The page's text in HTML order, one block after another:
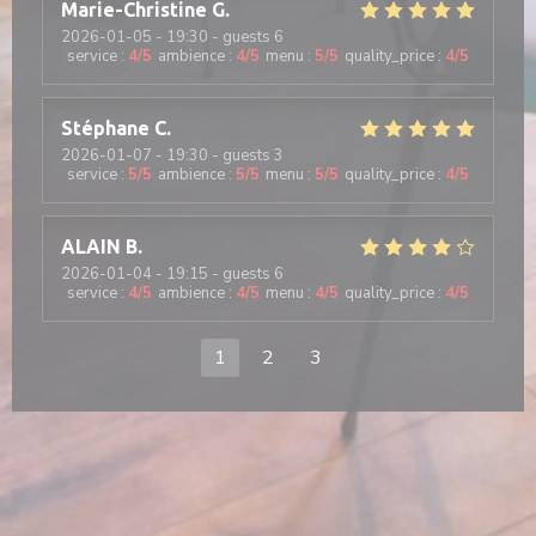
Marie-Christine G
2026-01-05 - 19:30 - guests 6
service : 4/5 ambience : 4/5 menu : 5/5 quality_price : 4/5
Stéphane C
2026-01-07 - 19:30 - guests 3
service : 5/5 ambience : 5/5 menu : 5/5 quality_price : 4/5
ALAIN B
2026-01-04 - 19:15 - guests 6
service : 4/5 ambience : 4/5 menu : 4/5 quality_price : 4/5
1 2 3